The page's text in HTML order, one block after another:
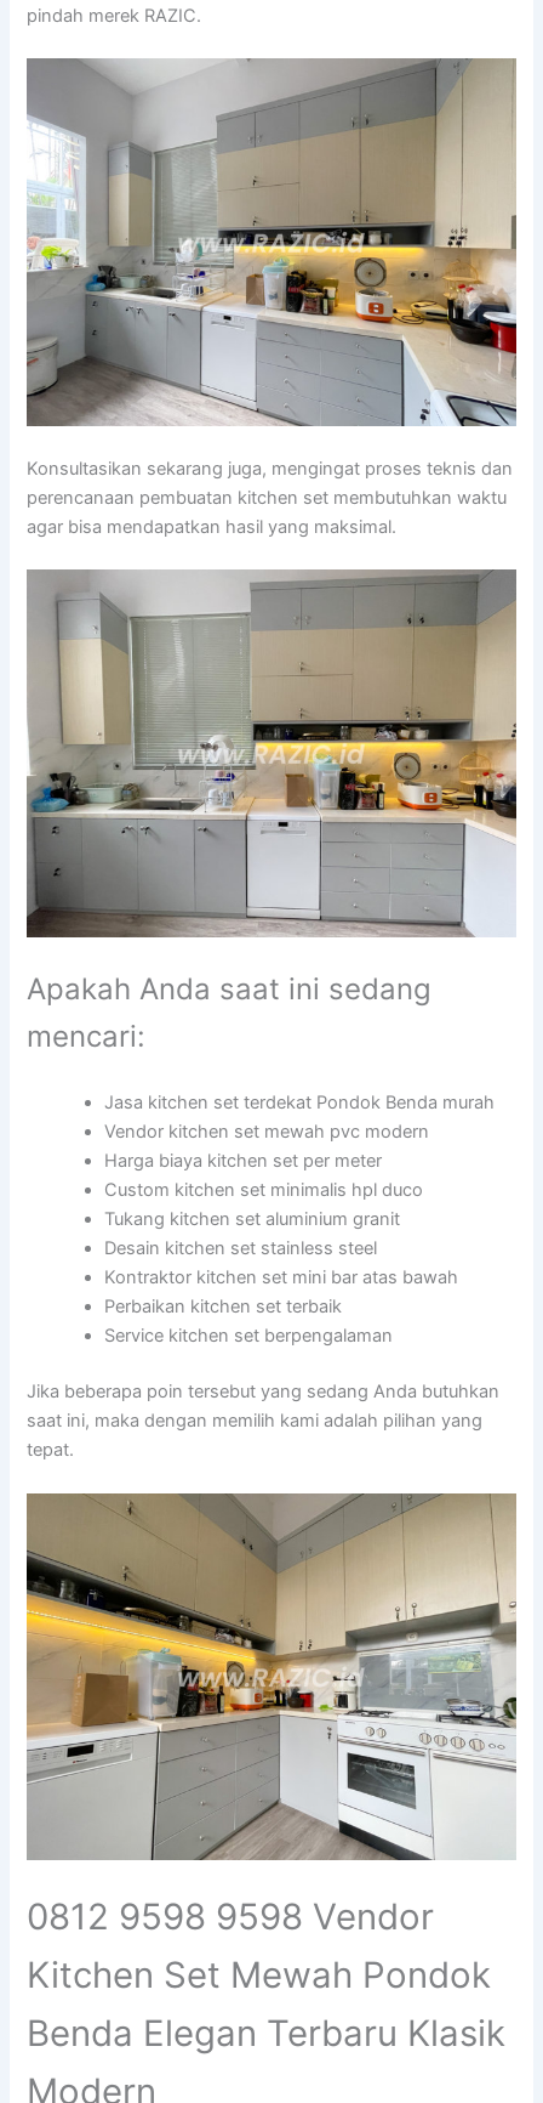
pindah merek RAZIC.
Konsultasikan sekarang juga, mengingat proses teknis dan
perencanaan pembuatan kitchen set membutuhkan waktu
agar bisa mendapatkan hasil yang maksimal.
Apakah Anda saat ini sedang
mencari:
Jasa kitchen set terdekat Pondok Benda murah
Vendor kitchen set mewah pvc modern
Harga biaya kitchen set per meter
Custom kitchen set minimalis hpl duco
Tukang kitchen set aluminium granit
Desain kitchen set stainless steel
Kontraktor kitchen set mini bar atas bawah
Perbaikan kitchen set terbaik
Service kitchen set berpengalaman
Jika beberapa poin tersebut yang sedang Anda butuhkan
saat ini, maka dengan memilih kami adalah pilihan yang
tepat.
0812 9598 9598 Vendor
Kitchen Set Mewah Pondok
Benda Elegan Terbaru Klasik
Modern